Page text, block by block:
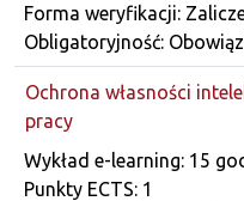
Forma weryfikacji:
Obligatoryjność:
Ochrona własności
pracy
Dane przedmiotu
Wykład e-learning: 15
Punkty ECTS: 1